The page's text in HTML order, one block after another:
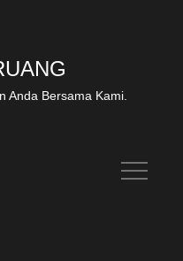
Anda Bersama Kami.